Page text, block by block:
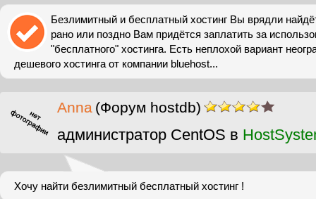
Безлимитный и бесплатный хостинг Вы врядли
рано или поздно Вам придётся заплатить за
"бесплатного" хостинга. Есть неплохой вариант
дешевого хостинга от компании bluehost...
Anna (Форум hostdb)
администратор CentOS в
Хочу найти безлимитный бесплатный хостинг !